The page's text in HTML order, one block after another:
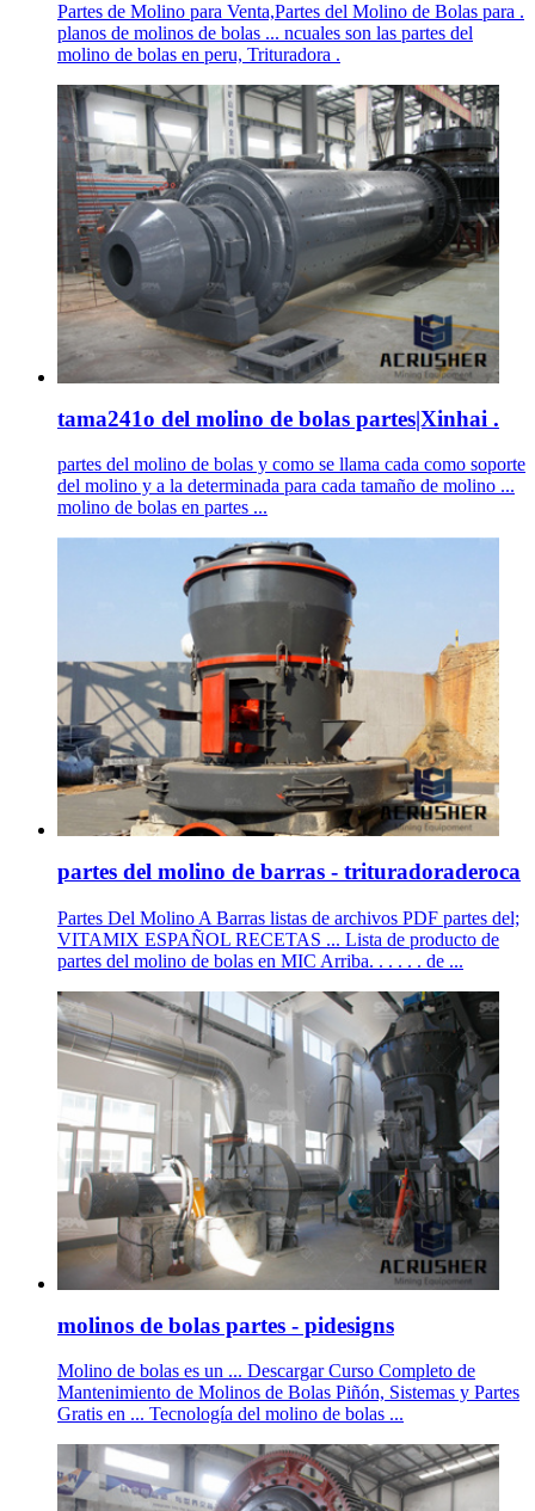
Partes de Molino para Venta,Partes del Molino de Bolas para .
planos de molinos de bolas ... ncuales son las partes del
molino de bolas en peru, Trituradora .
tama241o del molino de bolas partes|Xinhai .
partes del molino de bolas y como se llama cada como soporte
del molino y a la determinada para cada tamaño de molino ...
molino de bolas en partes ...
partes del molino de barras - trituradoraderoca
Partes Del Molino A Barras listas de archivos PDF partes del;
VITAMIX ESPAÑOL RECETAS ... Lista de producto de
partes del molino de bolas en MIC Arriba. . . . . . de ...
molinos de bolas partes - pidesigns
Molino de bolas es un ... Descargar Curso Completo de
Mantenimiento de Molinos de Bolas Piñón, Sistemas y Partes
Gratis en ... Tecnología del molino de bolas ...